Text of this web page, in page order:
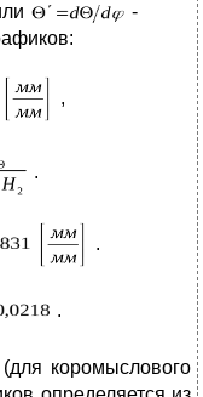
-
,
.
.
.
коромыслового